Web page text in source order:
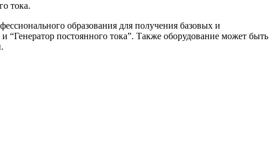
тока.
образования для получения базовых и
“Генератор постоянного тока”. Также оборудование может быть